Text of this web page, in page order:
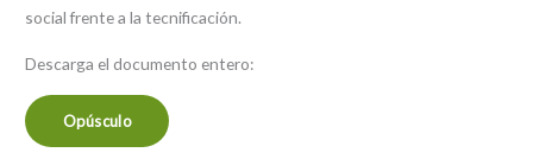
social frente a la tecnificación.
Descarga el documento entero:
Opúsculo